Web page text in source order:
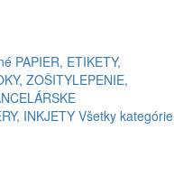
PAPIER, ETIKETY,
ZOŠITYLEPENIE,
INKJETY Všetky kategórie